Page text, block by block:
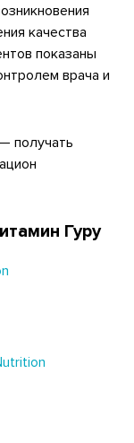
качества
показаны
врача и
получать
Гуру